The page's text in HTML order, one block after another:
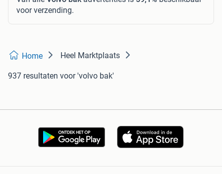
voor verzending.
Home Heel Marktplaats
937 resultaten voor 'volvo bak'